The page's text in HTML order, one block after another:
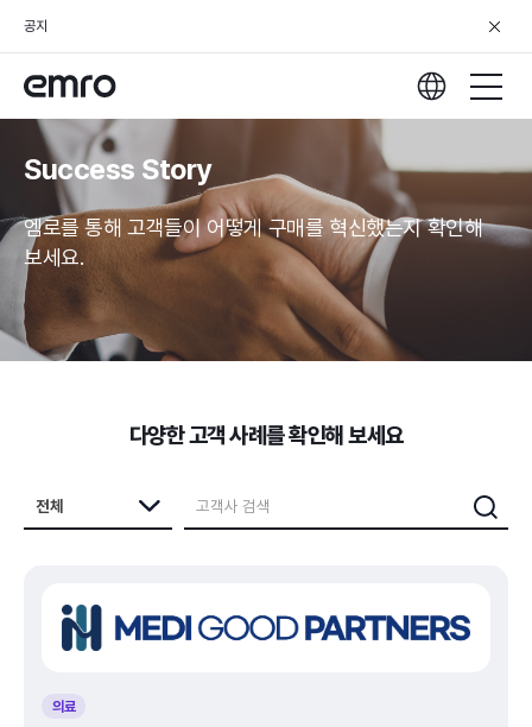
공지
Success Story
엠로를 통해 고객들이 어떻게 구매를 혁신했는지 확인해
보세요.
다양한 고객 사례를 확인해 보세요
의료